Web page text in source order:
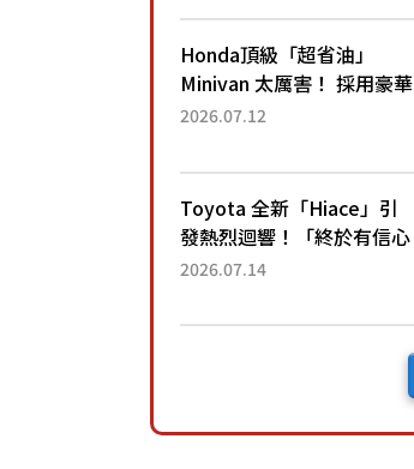
運動化「底盤設定」！還配
備專屬豪華...
Honda頂級「超省油」
Minivan 太厲害！ 採用豪華
「真皮座椅」與專屬「黑色
公里，兼具優異節能表現與
舒適「三...
2026.07.12
Toyota 全新「Hiace」引
發熱烈迴響！「終於有信心
下訂了！」「哪個等級交車
後竟然還要等「超過半年」
2026.07.14